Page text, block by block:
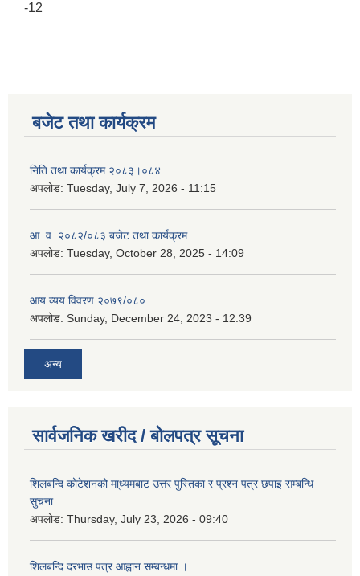
-12
बजेट तथा कार्यक्रम
निति तथा कार्यक्रम २०८३।०८४
अपलोड: Tuesday, July 7, 2026 - 11:15
आ. व. २०८२/०८३ बजेट तथा कार्यक्रम
अपलोड: Tuesday, October 28, 2025 - 14:09
आय व्यय विवरण २०७९/०८०
अपलोड: Sunday, December 24, 2023 - 12:39
अन्य
सार्वजनिक खरीद / बोलपत्र सूचना
शिलबन्दि कोटेशनको मा्ध्यमबाट उत्तर पुस्तिका र प्रश्न पत्र छपाइ सम्बन्धि
सुचना
अपलोड: Thursday, July 23, 2026 - 09:40
शिलबन्दि दरभाउ पत्र आह्वान सम्बन्धमा ।